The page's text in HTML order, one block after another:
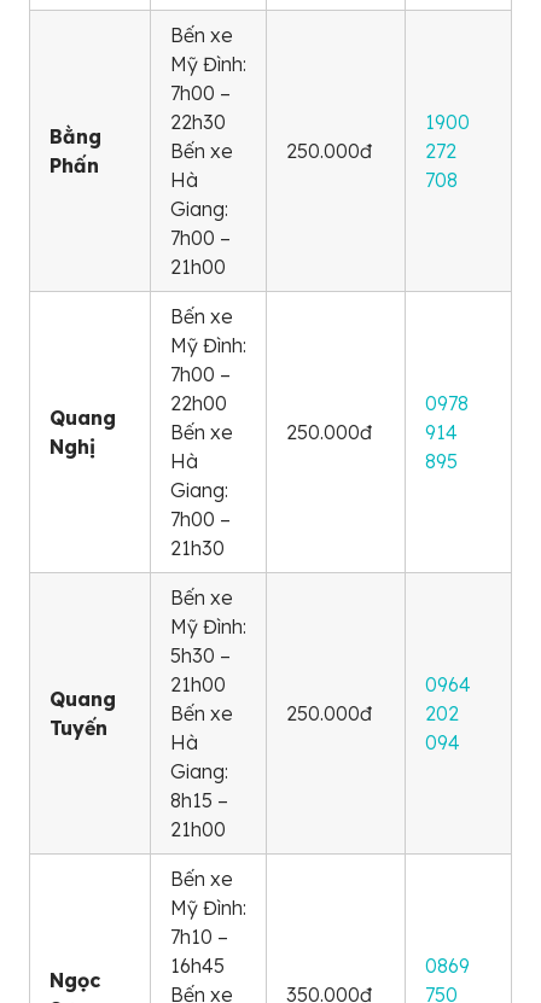
Bằng
Phấn
Bến xe
Mỹ Đình:
7h00 –
22h30
Bến xe
Hà
Giang:
7h00 –
21h00
250.000đ
1900
272
708
Quang
Nghị
Bến xe
Mỹ Đình:
7h00 –
22h00
Bến xe
Hà
Giang:
7h00 –
21h30
250.000đ
0978
914
895
Quang
Tuyến
Bến xe
Mỹ Đình:
5h30 –
21h00
Bến xe
Hà
Giang:
8h15 –
21h00
250.000đ
0964
202
094
Ngọc
Bến xe
Mỹ Đình:
7h10 –
16h45
Bến xe
350.000đ
0869
750